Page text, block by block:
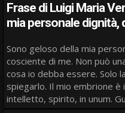
Frase di Luigi Maria
mia personale dignità,
Sono geloso della mia personale dignità, di quel che mi fa
cosciente di me. Non può una legge stabilire cosa io sia,
cosa io debba essere. Solo la biologia ha cominciato a
spiegarlo. Il mio embrione è il mio essere: corpo,